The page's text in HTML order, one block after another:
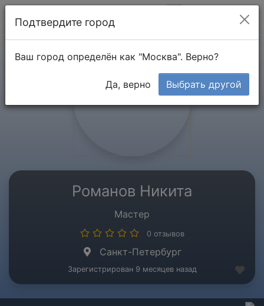
Романов Никита
Мастер
0 отзывов
Санкт-Петербург
Зарегистрирован 9 месяцев назад
Подтвердите город
Ваш город определён как "Москва". Верно?
Да, верно Выбрать другой